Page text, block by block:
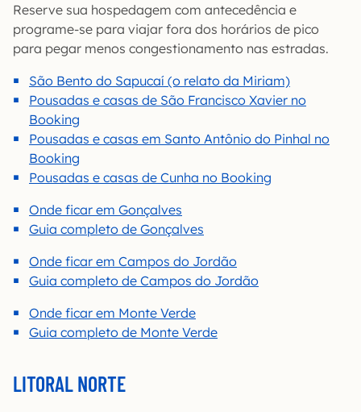
Reserve sua hospedagem com antecedência e
programe-se para viajar fora dos horários de pico
para pegar menos congestionamento nas estradas.
São Bento do Sapucaí (o relato da Miriam)
Pousadas e casas de São Francisco Xavier no
Booking
Pousadas e casas em Santo Antônio do Pinhal no
Booking
Pousadas e casas de Cunha no Booking
Onde ficar em Gonçalves
Guia completo de Gonçalves
Onde ficar em Campos do Jordão
Guia completo de Campos do Jordão
Onde ficar em Monte Verde
Guia completo de Monte Verde
LITORAL NORTE